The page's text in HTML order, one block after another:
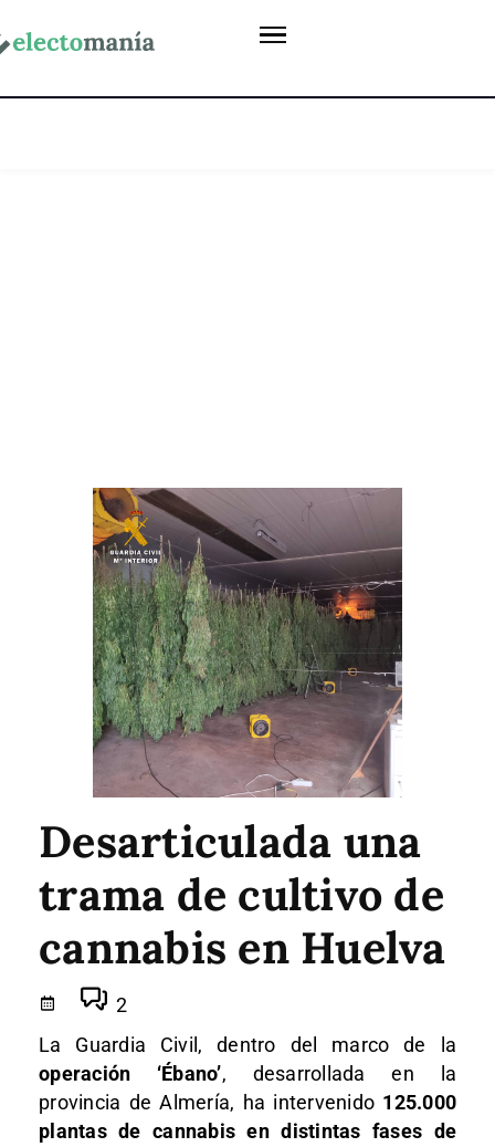
Desarticulada una
trama de cultivo de
cannabis en Huelva
2
La Guardia Civil, dentro del marco de la
operación ‘Ébano’, desarrollada en la
provincia de Almería, ha intervenido 125.000
plantas de cannabis en distintas fases de